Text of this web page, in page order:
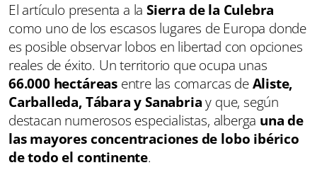
El artículo presenta a laSierra de la Culebra
como uno de los escasos lugares de Europa donde
es posible observar lobos en libertad con opciones
reales de éxito. Un territorio que ocupa unas
66.000 hectáreasentre las comarcas deAliste,
Carballeda, Tábara y Sanabriay que, según
destacan numerosos especialistas, alberga una de
las mayores concentraciones de lobo ibérico
de todo el continente.